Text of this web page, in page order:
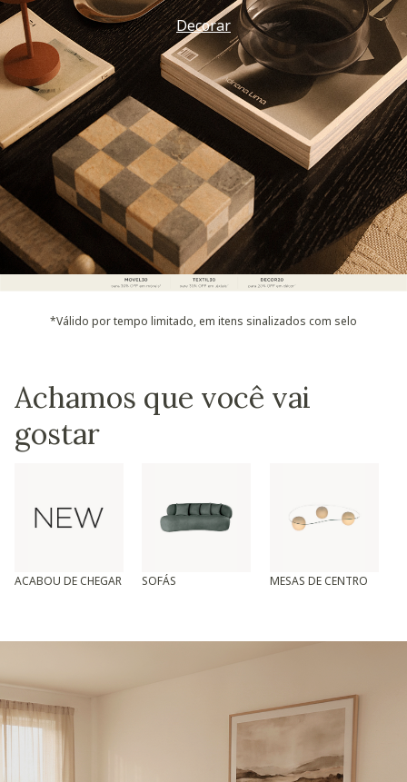
Decorar
*Válido por tempo limitado, em itens sinalizados com selo
Achamos que você vai
gostar
ACABOU DE CHEGAR SOFÁS MESAS DE CENTRO